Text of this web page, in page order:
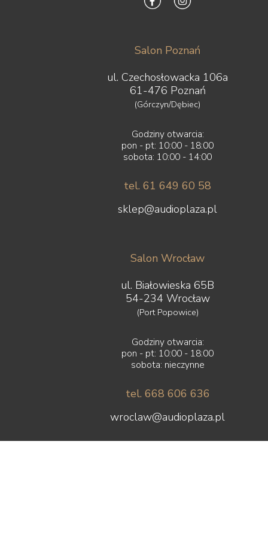
Salon Poznań
ul. Czechosłowacka 106a
61-476 Poznań
(Górczyn/Dębiec)
Godziny otwarcia:
pon - pt: 10:00 - 18:00
sobota: 10:00 - 14:00
tel. 61 649 60 58
sklep@audioplaza.pl
Salon Wrocław
ul. Białowieska 65B
54-234 Wrocław
(Port Popowice)
Godziny otwarcia:
pon - pt: 10:00 - 18:00
sobota: nieczynne
tel. 668 606 636
wroclaw@audioplaza.pl